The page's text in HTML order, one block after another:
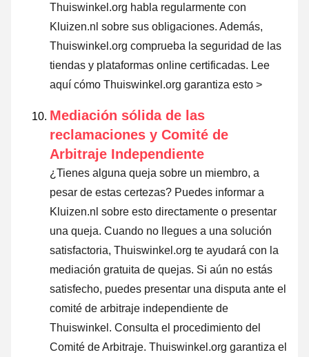
Thuiswinkel.org habla regularmente con
Kluizen.nl sobre sus obligaciones. Además,
Thuiswinkel.org comprueba la seguridad de las
tiendas y plataformas online certificadas. Lee
aquí cómo Thuiswinkel.org garantiza esto >
Mediación sólida de las
reclamaciones y Comité de
Arbitraje Independiente
¿Tienes alguna queja sobre un miembro, a
pesar de estas certezas? Puedes informar a
Kluizen.nl sobre esto directamente o presentar
una queja. Cuando no llegues a una solución
satisfactoria, Thuiswinkel.org te ayudará con la
mediación gratuita de quejas. Si aún no estás
satisfecho, puedes presentar una disputa ante el
comité de arbitraje independiente de
Thuiswinkel. Consulta el procedimiento del
Comité de Arbitraje. Thuiswinkel.org garantiza el